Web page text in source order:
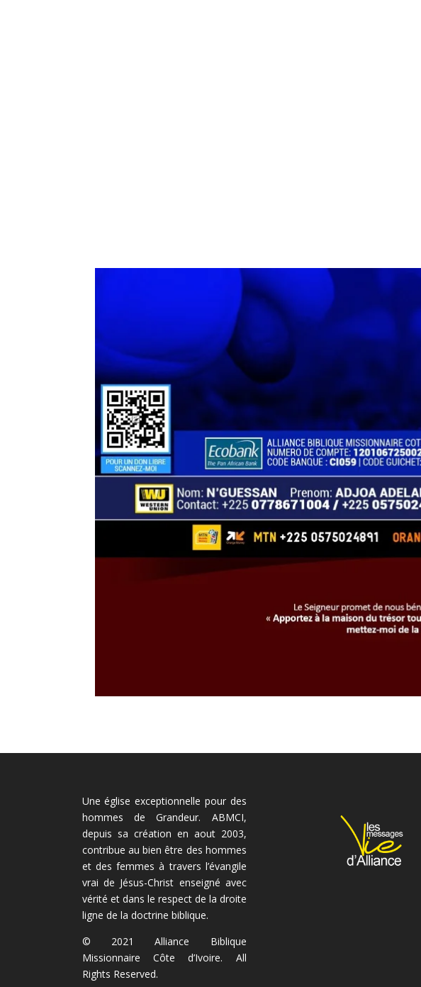
Une église exceptionnelle pour des
hommes de Grandeur. ABMCI,
depuis sa création en aout 2003,
contribue au bien être des hommes
et des femmes à travers l’évangile
vrai de Jésus-Christ enseigné avec
vérité et dans le respect de la droite
ligne de la doctrine biblique.
© 2021 Alliance Biblique
Missionnaire Côte d’Ivoire. All
Rights Reserved.